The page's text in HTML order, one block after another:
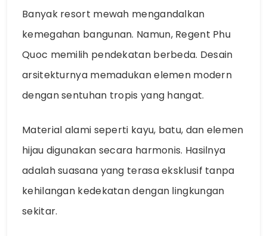
Banyak resort mewah mengandalkan
kemegahan bangunan. Namun, Regent Phu
Quoc memilih pendekatan berbeda. Desain
arsitekturnya memadukan elemen modern
dengan sentuhan tropis yang hangat.
Material alami seperti kayu, batu, dan elemen
hijau digunakan secara harmonis. Hasilnya
adalah suasana yang terasa eksklusif tanpa
kehilangan kedekatan dengan lingkungan
sekitar.